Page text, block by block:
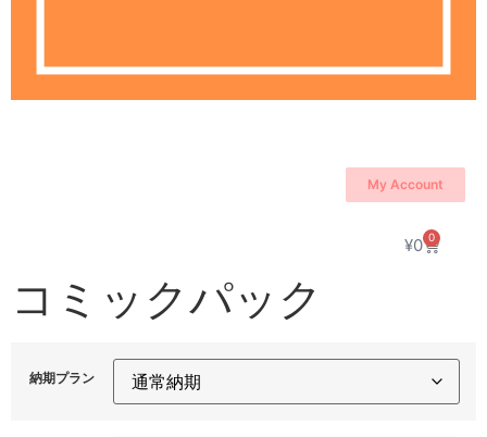
My Account
¥0 0
コミックパック
納期プラン